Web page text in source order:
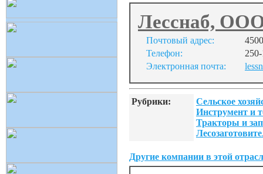
Лесснаб,
Почтовый адрес:
Телефон:
Электронная почта:
Рубрики:
Сельское
Инструмент и
Тракторы и
Другие компании в этой